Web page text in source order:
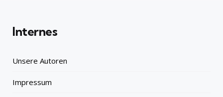
Internes
Unsere Autoren
Impressum